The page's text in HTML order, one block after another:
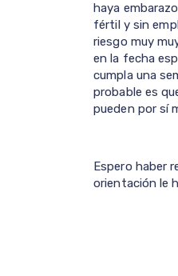
haya
fértil y sin
riesgo muy
en la fecha
cumpla una
probable es
pueden por sí
Espero haber
orientación le